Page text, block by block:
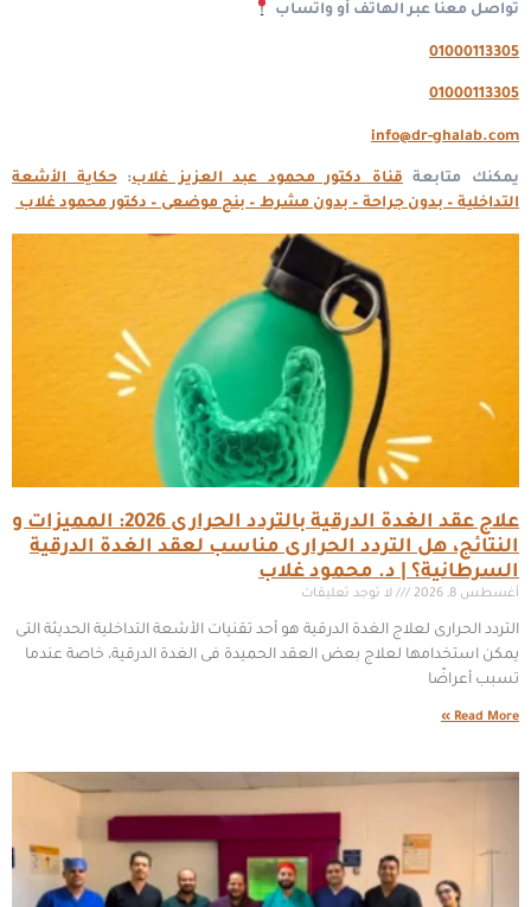
تواصل معنا عبر الهاتف أو واتساب
01000113305
01000113305
info@dr-ghalab.com
يمكنك متابعةقناة دكتور محمود عبد العزيز غلاب:حكاية الأشعة
التداخلية – بدون جراحة – بدون مشرط – بنج موضعى – دكتور محمود غلاب
علاج عقد الغدة الدرقية بالتردد الحرارى 2026: المميزات و
النتائج، هل التردد الحرارى مناسب لعقد الغدة الدرقية
السرطانية؟ | د. محمود غلاب
أغسطس 8, 2026 لا توجد تعليقات
التردد الحرارى لعلاج الغدة الدرقية هو أحد تقنيات الأشعة التداخلية الحديثة التى
يمكن استخدامها لعلاج بعض العقد الحميدة فى الغدة الدرقية، خاصة عندما
تسبب أعراضًا
Read More »